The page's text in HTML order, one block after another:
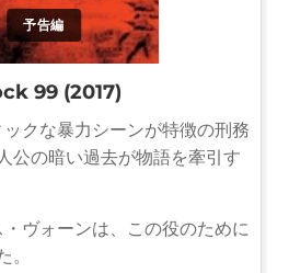
予告編
99 (2017)
クな暴力シーンが特徴の刑務
公の暗い過去が物語を牽引す
ヴォーンは、この役のために
。